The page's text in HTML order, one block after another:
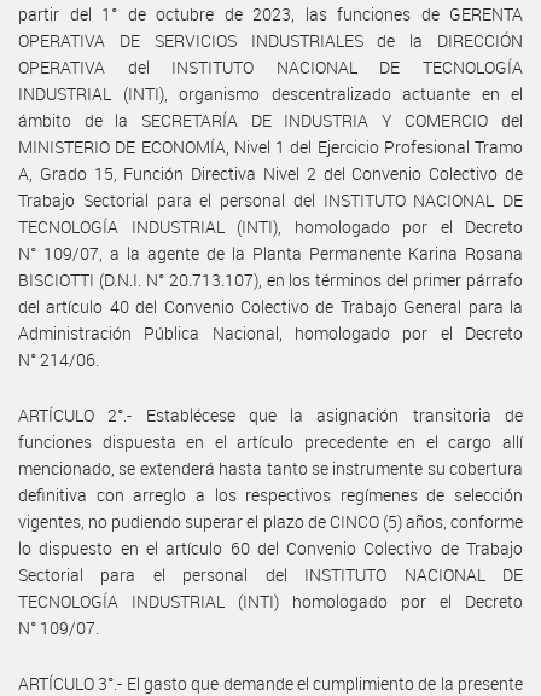
partir del 1° de octubre de 2023, las funciones de GERENTA
OPERATIVA DE SERVICIOS INDUSTRIALES de la DIRECCIÓN
OPERATIVA del INSTITUTO NACIONAL DE TECNOLOGÍA
INDUSTRIAL (INTI), organismo descentralizado actuante en el
ámbito de la SECRETARÍA DE INDUSTRIA Y COMERCIO del
MINISTERIO DE ECONOMÍA, Nivel 1 del Ejercicio Profesional Tramo
A, Grado 15, Función Directiva Nivel 2 del Convenio Colectivo de
Trabajo Sectorial para el personal del INSTITUTO NACIONAL DE
TECNOLOGÍA INDUSTRIAL (INTI), homologado por el Decreto
N° 109/07, a la agente de la Planta Permanente Karina Rosana
BISCIOTTI (D.N.I. N° 20.713.107), en los términos del primer párrafo
del artículo 40 del Convenio Colectivo de Trabajo General para la
Administración Pública Nacional, homologado por el Decreto
N° 214/06.
ARTÍCULO 2°.- Establécese que la asignación transitoria de
funciones dispuesta en el artículo precedente en el cargo allí
mencionado, se extenderá hasta tanto se instrumente su cobertura
definitiva con arreglo a los respectivos regímenes de selección
vigentes, no pudiendo superar el plazo de CINCO (5) años, conforme
lo dispuesto en el artículo 60 del Convenio Colectivo de Trabajo
Sectorial para el personal del INSTITUTO NACIONAL DE
TECNOLOGÍA INDUSTRIAL (INTI) homologado por el Decreto
N° 109/07.
ARTÍCULO 3°.- El gasto que demande el cumplimiento de la presente